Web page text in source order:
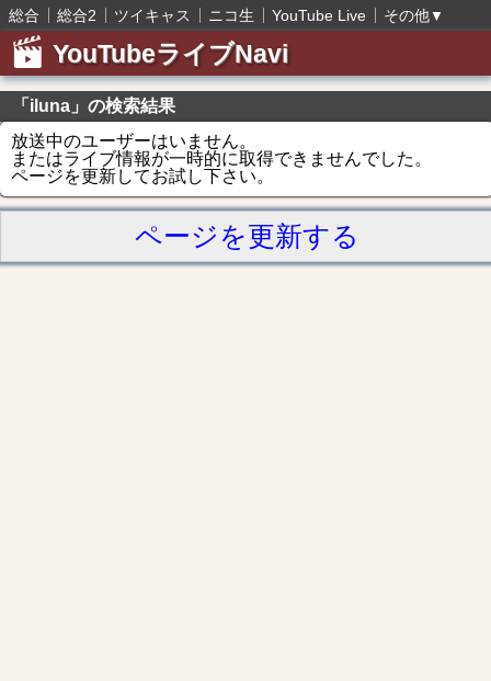
総合 総合2 ツイキャス ニコ生 YouTube Live その他▼
YouTubeライブNavi
「iluna」の検索結果
放送中のユーザーはいません。
またはライブ情報が一時的に取得できませんでした。
ページを更新してお試し下さい。
ページを更新する